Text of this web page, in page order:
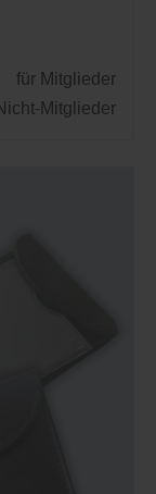
für Mitglieder
Mitglieder